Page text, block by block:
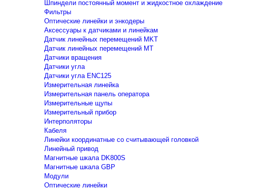
Шпиндели постоянный момент и жидкостное охлаждение
Фильтры
Оптические линейки и энкодеры
Аксессуары к датчиками и линейкам
Датчик линейных перемещений MKT
Датчик линейных перемещений MT
Датчики вращения
Датчики угла
Датчики угла ENC125
Измерительная линейка
Измерительная панель оператора
Измерительные щупы
Измерительный прибор
Интерполяторы
Кабеля
Линейки координатные со считывающей головкой
Линейный привод
Магнитные шкала DK800S
Магнитные шкала GBP
Модули
Оптические линейки